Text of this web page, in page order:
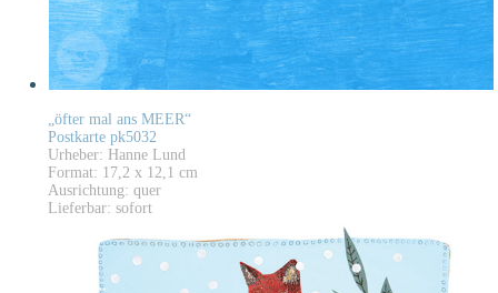
„öfter mal ans MEER“
Postkarte pk5032
Urheber: Hanne Lund
Format: 17,2 x 12,1 cm
Ausrichtung: quer
Lieferbar: sofort